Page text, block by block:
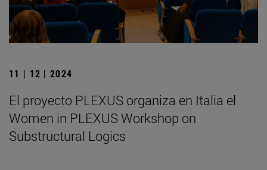
11 | 12 | 2024
El proyecto PLEXUS organiza en Italia el
Women in PLEXUS Workshop on
Substructural Logics